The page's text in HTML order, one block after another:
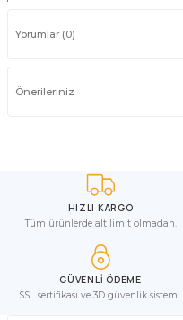
Yorumlar (0)
Önerileriniz
HIZLI KARGO
Tüm ürünlerde alt limit olmadan.
GÜVENLİ ÖDEME
SSL sertifikası ve 3D güvenlik sistemi.